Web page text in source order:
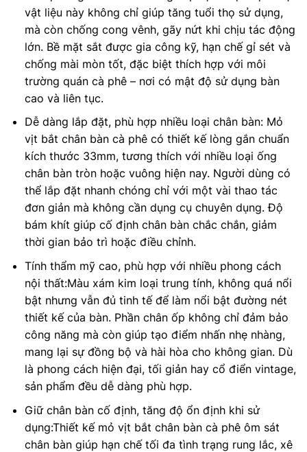
vật liệu này không chỉ giúp tăng tuổi thọ sử dụng,
mà còn chống cong vênh, gãy nứt khi chịu tác động
lớn. Bề mặt sắt được gia công kỹ, hạn chế gỉ sét và
chống mài mòn tốt, đặc biệt thích hợp với môi
trường quán cà phê – nơi có mật độ sử dụng bàn
cao và liên tục.
Dễ dàng lắp đặt, phù hợp nhiều loại chân bàn: Mỏ
vịt bắt chân bàn cà phê có thiết kế lòng gắn chuẩn
kích thước 33mm, tương thích với nhiều loại ống
chân bàn tròn hoặc vuông hiện nay. Người dùng có
thể lắp đặt nhanh chóng chỉ với một vài thao tác
đơn giản mà không cần dụng cụ chuyên dụng. Độ
bám khít giúp cố định chân bàn chắc chắn, giảm
thời gian bảo trì hoặc điều chỉnh.
Tính thẩm mỹ cao, phù hợp với nhiều phong cách
nội thất:Màu xám kim loại trung tính, không quá nổi
bật nhưng vẫn đủ tinh tế để làm nổi bật đường nét
thiết kế của bàn. Phần chân ốp không chỉ đảm bảo
công năng mà còn giúp tạo điểm nhấn nhẹ nhàng,
mang lại sự đồng bộ và hài hòa cho không gian. Dù
là phong cách hiện đại, tối giản hay cổ điển vintage,
sản phẩm đều dễ dàng phù hợp.
Giữ chân bàn cố định, tăng độ ổn định khi sử
dụng:Thiết kế mỏ vịt bắt chân bàn cà phê ôm sát
chân bàn giúp hạn chế tối đa tình trạng rung lắc, xê